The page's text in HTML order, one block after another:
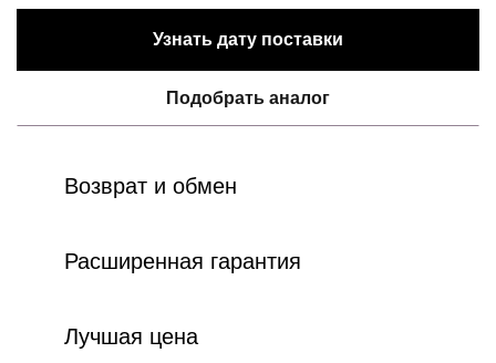
Узнать дату поставки
Подобрать аналог
Возврат и обмен
Расширенная гарантия
Лучшая цена